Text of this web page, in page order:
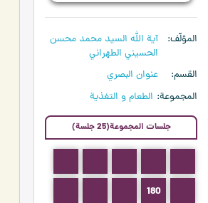
المؤلّف
آية الله السيد محمد محسن
الحسيني الطهراني
القسم
عنوان البصري
المجموعة الطعام و التغذية
جلسات المجموعة(25 جلسة)
180